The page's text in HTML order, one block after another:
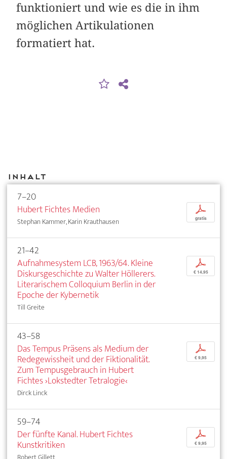
funktioniert und wie es die in ihm
möglichen Artikulationen
formatiert hat.
Inhalt
7–20
Hubert Fichtes Medien
Stephan Kammer, Karin Krauthausen
p
gratis
21–42
Aufnahmesystem LCB, 1963/64. Kleine
Diskursgeschichte zu Walter Höllerers.
Literarischem Colloquium Berlin in der
Epoche der Kybernetik
Till Greite
p
€ 14,95
43–58
Das Tempus Präsens als Medium der
Redegewissheit und der Fiktionalität.
Zum Tempusgebrauch in Hubert
Fichtes ›Lokstedter Tetralogie‹
Dirck Linck
p
€ 9,95
59–74
Der fünfte Kanal. Hubert Fichtes
Kunstkritiken
p
€ 9,95